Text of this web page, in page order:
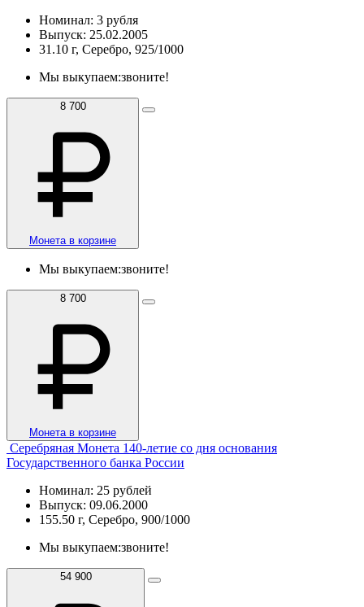
Номинал: 3 рубля
Выпуск: 25.02.2005
31.10 г, Серебро, 925/1000
Мы выкупаем:звоните!
8 700
Монета в корзине
Мы выкупаем:звоните!
8 700
Монета в корзине
Серебряная Монета 140-летие со дня основания
Государственного банка России
Номинал: 25 рублей
Выпуск: 09.06.2000
155.50 г, Серебро, 900/1000
Мы выкупаем:звоните!
54 900